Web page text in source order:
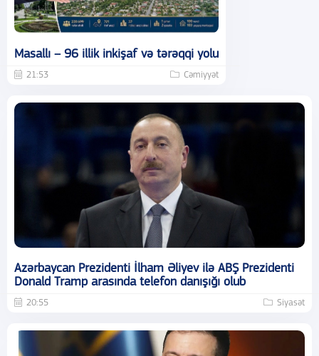
Masallı – 96 illik inkişaf və tərəqqi yolu
21:53 Cəmiyyət
Azərbaycan Prezidenti İlham Əliyev ilə ABŞ Prezidenti
Donald Tramp arasında telefon danışığı olub
20:55 Siyasət